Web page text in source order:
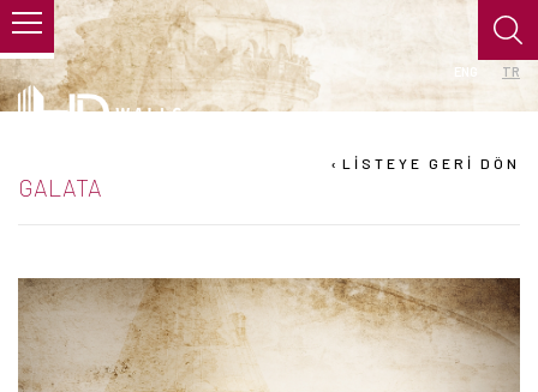
ENG TR
› LİSTEYE GERİ DÖN
GALATA